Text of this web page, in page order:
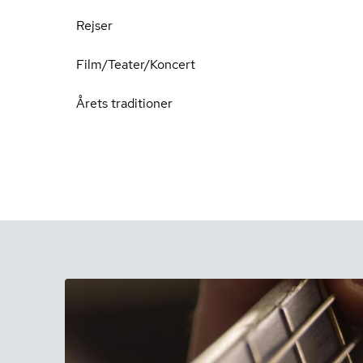
Rejser
Film/Teater/Koncert
Årets traditioner